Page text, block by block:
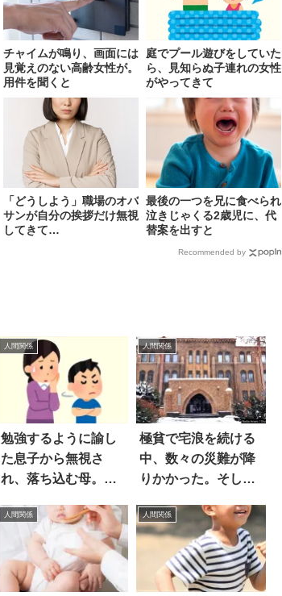
チャイムが鳴り、画面には
見覚えのない高齢女性が。
用件を聞くと
庭でプール遊びをしていた
ら、見知らぬ子連れの女性
がやってきて
「どうしよう」職場のオバ
サンが自分の挨拶だけ無視
してきて…
最後の一つを兄に食べられ
泣きじゃくる2歳児に、代
替案を出すと
Recommended by
人間関係
勉強するように諭し
た息子から無視さ
れ、落ち込む母。す
は今』
人間関係
極貧で宅浪を続ける
中、数々の災難が降
りかかった。そし
人間関係 人間関係